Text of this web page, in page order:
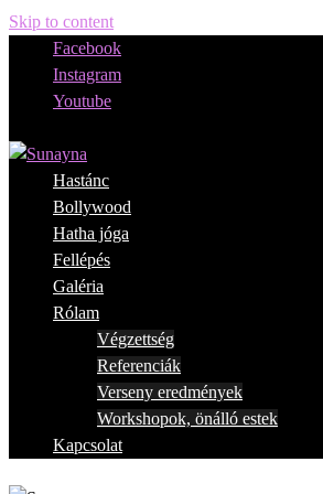
Skip to content
Facebook
Instagram
Youtube
Hastánc
Bollywood
Hatha jóga
Fellépés
Galéria
Rólam
Végzettség
Referenciák
Verseny eredmények
Workshopok, önálló estek
Kapcsolat